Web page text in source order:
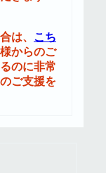
は、 こち
からのご
のに非常
ご支援を